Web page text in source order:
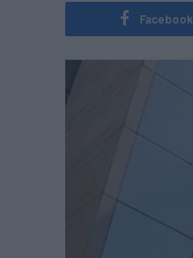
Facebook